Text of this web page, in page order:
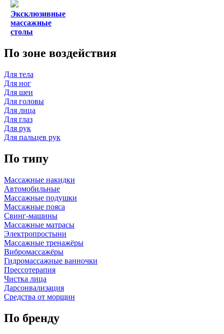
Эксклюзивные
массажные
столы
По зоне воздействия
Для тела
Для ног
Для шеи
Для головы
Для лица
Для глаз
Для рук
Для пальцев рук
По типу
Массажные накидки
Автомобильные
Массажные подушки
Массажные пояса
Свинг-машины
Массажные матрасы
Электропростыни
Массажные тренажёры
Вибромассажёры
Гидромассажные ванночки
Прессотерапия
Чистка лица
Дарсонвализация
Средства от морщин
По бренду